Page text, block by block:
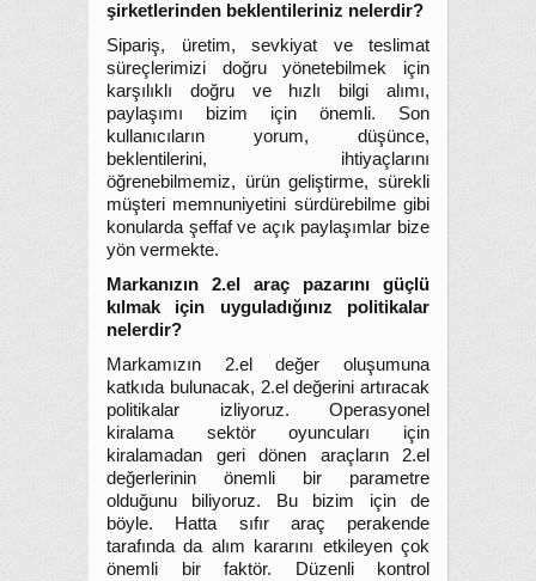
şirketlerinden beklentileriniz nelerdir?
Sipariş, üretim, sevkiyat ve teslimat
süreçlerimizi doğru yönetebilmek için
karşılıklı doğru ve hızlı bilgi alımı,
paylaşımı bizim için önemli. Son
kullanıcıların yorum, düşünce,
beklentilerini, ihtiyaçlarını
öğrenebilmemiz, ürün geliştirme, sürekli
müşteri memnuniyetini sürdürebilme gibi
konularda şeffaf ve açık paylaşımlar bize
yön vermekte.
Markanızın 2.el araç pazarını güçlü
kılmak için uyguladığınız politikalar
nelerdir?
Markamızın 2.el değer oluşumuna
katkıda bulunacak, 2.el değerini artıracak
politikalar izliyoruz. Operasyonel
kiralama sektör oyuncuları için
kiralamadan geri dönen araçların 2.el
değerlerinin önemli bir parametre
olduğunu biliyoruz. Bu bizim için de
böyle. Hatta sıfır araç perakende
tarafında da alım kararını etkileyen çok
önemli bir faktör. Düzenli kontrol